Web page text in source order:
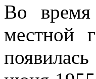
Во
местной